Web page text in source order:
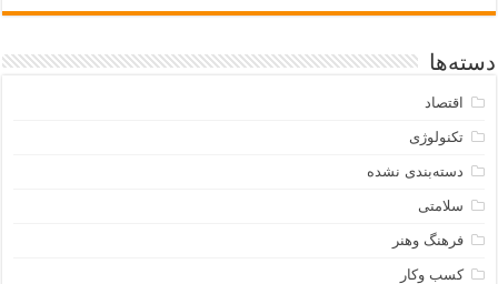
دسته‌ها
اقتصاد
تکنولوژی
دسته‌بندی نشده
سلامتی
فرهنگ وهنر
کسب وکار